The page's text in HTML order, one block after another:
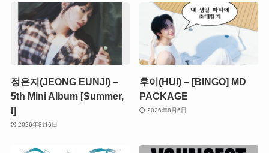
정은지(JEONG EUNJI) –
5th Mini Album [Summer,
I]
2026年8月6日
후이(HUI) – [BINGO] MD
PACKAGE
2026年8月6日